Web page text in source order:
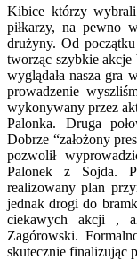
Kibice którzy
piłkarzy, na pewno
drużyny. Od
tworząc szybkie
wyglądała nasza gra
prowadzenie
wykonywany przez
Palonka. Druga
Dobrze “założony
pozwolił
Palonek z Sojda.
realizowany plan
jednak drogi do
ciekawych akcji ,
Zagórowski.
skutecznie finalizując